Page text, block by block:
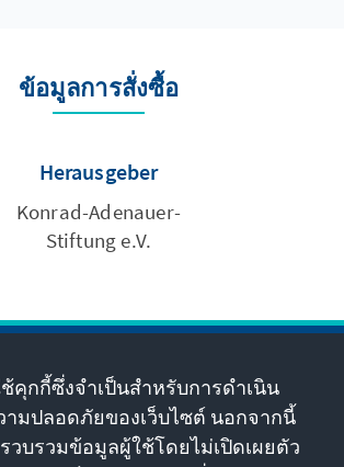
and Southeast Asia's
the increasing interest. These key
1) strategic partnerships and
and economic security, and 3)
with policy
The dialogue featured
from both Thailand and the EU,
organizations, and
ข้อมูลการสั่งซื้อ
Herausgeber
Konrad-Adenauer-
Stiftung e.V.
คุกกี้ซึ่งจำเป็นสำหรับการดำเนิน
ามปลอดภัยของเว็บไซต์ นอกจากนี้
วบรวมข้อมูลผู้ใช้โดยไม่เปิดเผยตัว